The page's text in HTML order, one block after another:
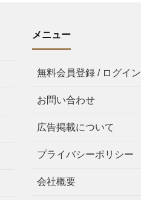
メニュー
無料会員登録 / ログイン
お問い合わせ
広告掲載について
プライバシーポリシー
会社概要